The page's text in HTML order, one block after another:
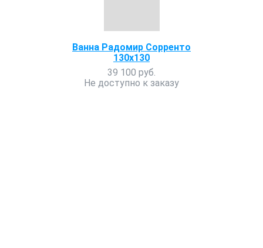
Ванна Радомир Сорренто
130x130
39 100 руб.
Не доступно к заказу